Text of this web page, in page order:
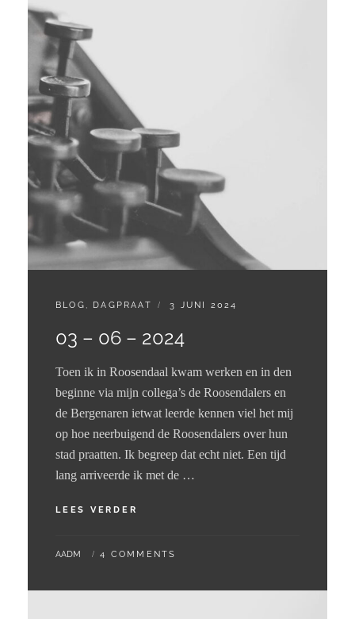
CATEGORIES:
BLOG , DAGPRAAT
GEPLAATST
3 JUNI 2024
03 – 06 – 2024
Toen ik in Roosendaal kwam werken en in den
beginne via mijn collega’s de Roosendalers en
de Bergenaren ietwat leerde kennen viel het mij
op hoe neerbuigend de Roosendalers over hun
stad praatten. Ik begreep dat echt niet. Een tijd
lang arriveerde ik met de …
LEES VERDER
–
BY
AADM 4 COMMENTS